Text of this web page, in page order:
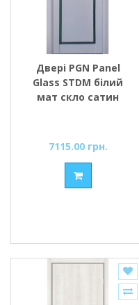
Двері PGN Panel
Glass STDM білий
мат скло сатин
7115.00 грн.